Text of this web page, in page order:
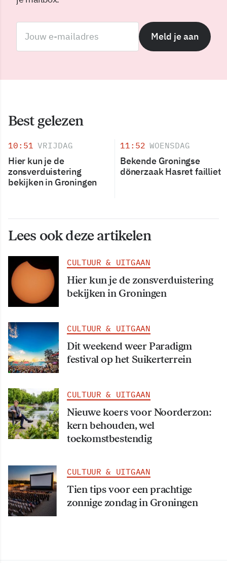
Meld je aan
Best gelezen
10:51 VRIJDAG
Hier kun je de
zonsverduistering
bekijken in Groningen
11:52 WOENSDAG
Bekende Groningse
dönerzaak Hasret failliet
Lees ook deze artikelen
CULTUUR & UITGAAN
Hier kun je de zonsverduistering
bekijken in Groningen
CULTUUR & UITGAAN
Dit weekend weer Paradigm
festival op het Suikerterrein
CULTUUR & UITGAAN
Nieuwe koers voor Noorderzon:
kern behouden, wel
toekomstbestendig
CULTUUR & UITGAAN
Tien tips voor een prachtige
zonnige zondag in Groningen